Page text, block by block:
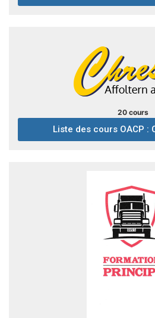
20 cours
Liste des cours OACP :